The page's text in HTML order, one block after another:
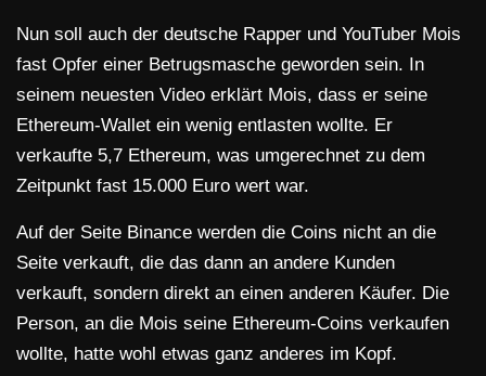
Nun soll auch der deutsche Rapper und YouTuber Mois
fast Opfer einer Betrugsmasche geworden sein. In
seinem neuesten Video erklärt Mois, dass er seine
Ethereum-Wallet ein wenig entlasten wollte. Er
verkaufte 5,7 Ethereum, was umgerechnet zu dem
Zeitpunkt fast 15.000 Euro wert war.
Auf der Seite Binance werden die Coins nicht an die
Seite verkauft, die das dann an andere Kunden
verkauft, sondern direkt an einen anderen Käufer. Die
Person, an die Mois seine Ethereum-Coins verkaufen
wollte, hatte wohl etwas ganz anderes im Kopf.